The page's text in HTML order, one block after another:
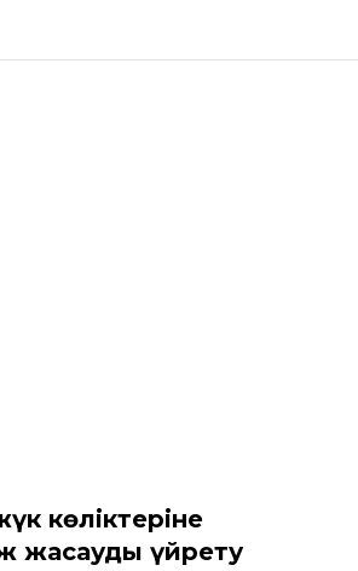
көліктеріне
жасауды үйрету